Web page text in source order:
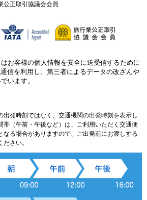
公正取引協議会会員
お客様の個人情報を安全に送受信するために
信を利用し、第三者によるデータの改ざんや
います。
出発時刻ではなく、交通機関の出発時刻を表示し
帯（午前・午後など）は、ご利用いただく交通便
なる場合がありますので、ご出発前にお渡しする
ださい。